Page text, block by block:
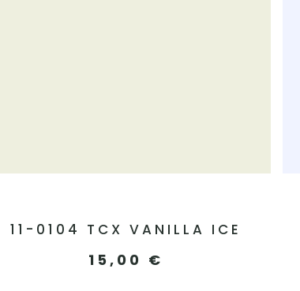
11-0104 TCX VANILLA ICE
15,00 €